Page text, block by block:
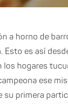
a horno de
es así
hogares
ese
su primera